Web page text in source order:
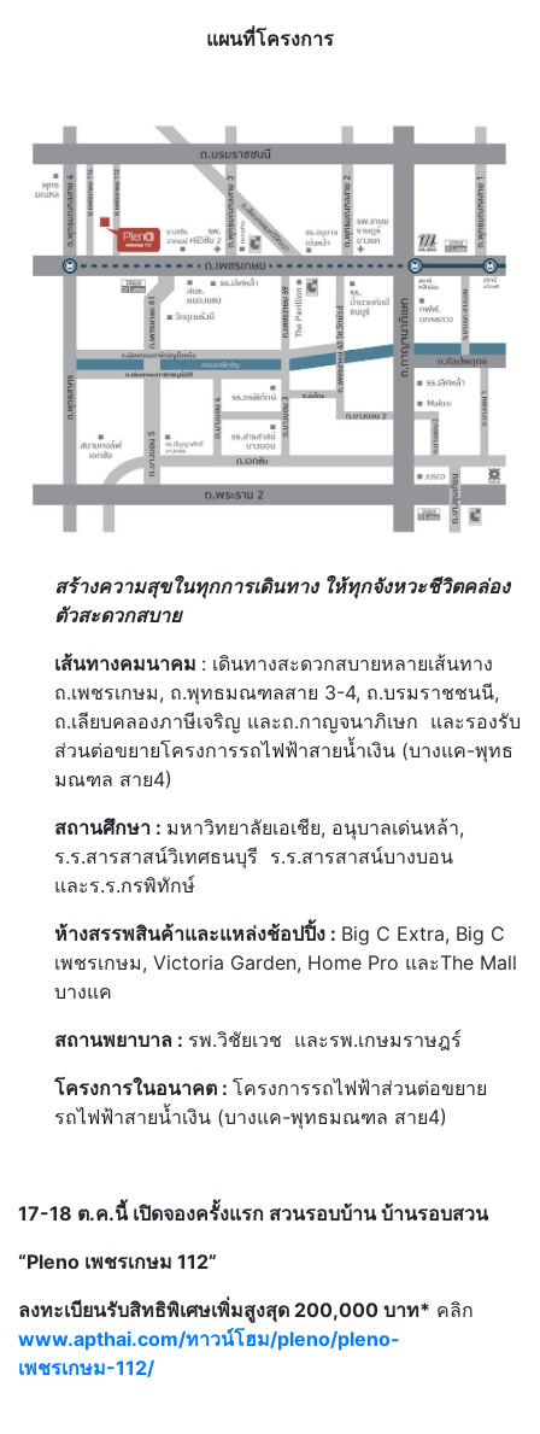
แผนที่โครงการ
สร้างความสุขในทุกการเดินทาง ให้ทุกจังหวะชีวิตคล่อง
ตัวสะดวกสบาย
เส้นทางคมนาคม : เดินทางสะดวกสบายหลายเส้นทาง
ถ.เพชรเกษม, ถ.พุทธมณฑลสาย 3-4, ถ.บรมราชชนนี,
ถ.เลียบคลองภาษีเจริญ และถ.กาญจนาภิเษก และรองรับ
ส่วนต่อขยายโครงการรถไฟฟ้าสายน้ำเงิน (บางแค-พุทธ
มณฑล สาย4)
สถานศึกษา : มหาวิทยาลัยเอเชีย, อนุบาลเด่นหล้า,
ร.ร.สารสาสน์วิเทศธนบุรี ร.ร.สารสาสน์บางบอน
และร.ร.กรพิทักษ์
ห้างสรรพสินค้าและแหล่งช้อปปิ้ง : Big C Extra, Big C
เพชรเกษม, Victoria Garden, Home Pro และThe Mall
บางแค
สถานพยาบาล : รพ.วิชัยเวช และรพ.เกษมราษฎร์
โครงการในอนาคต : โครงการรถไฟฟ้าส่วนต่อขยาย
รถไฟฟ้าสายน้ำเงิน (บางแค-พุทธมณฑล สาย4)
17-18 ต.ค.นี้ เปิดจองครั้งแรก สวนรอบบ้าน บ้านรอบสวน
“Pleno เพชรเกษม 112”
ลงทะเบียนรับสิทธิพิเศษเพิ่มสูงสุด 200,000 บาท* คลิก
www.apthai.com/ทาวน์โฮม/pleno/pleno-
เพชรเกษม-112/